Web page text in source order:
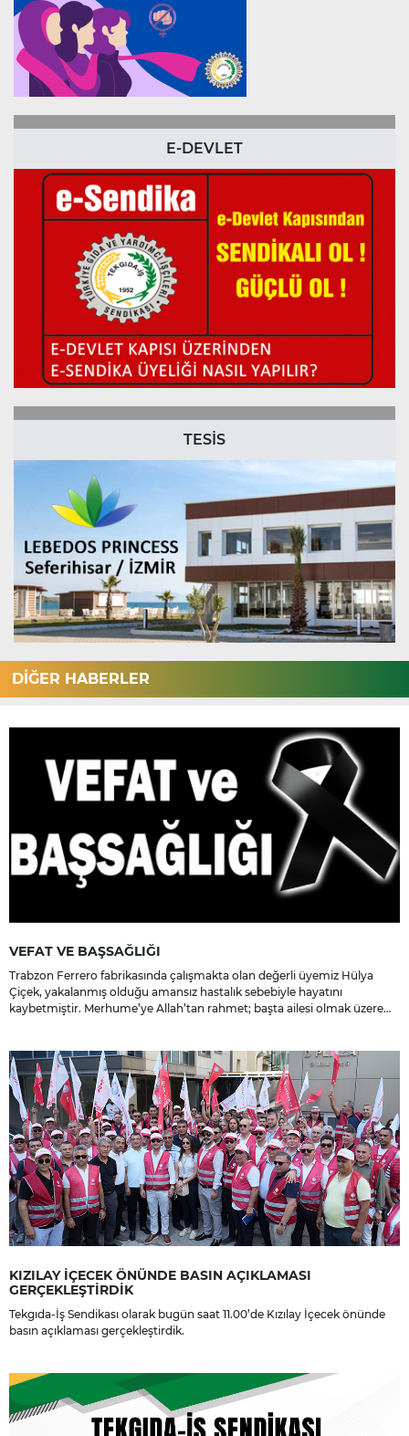
E-DEVLET
TESİS
DİĞER HABERLER
VEFAT VE BAŞSAĞLIĞI
Trabzon Ferrero fabrikasında çalışmakta olan değerli üyemiz Hülya
Çiçek, yakalanmış olduğu amansız hastalık sebebiyle hayatını
kaybetmiştir. Merhume’ye Allah’tan rahmet; başta ailesi olmak üzere
KIZILAY İÇECEK ÖNÜNDE BASIN AÇIKLAMASI
GERÇEKLEŞTİRDİK
Tekgıda-İş Sendikası olarak bugün saat 11.00’de Kızılay İçecek önünde
basın açıklaması gerçekleştirdik.